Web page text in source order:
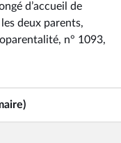
d’accueil de
deux parents,
n° 1093,